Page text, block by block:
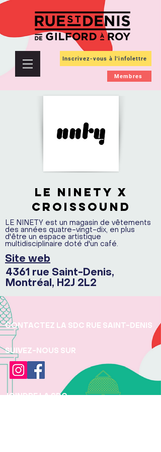
Inscrivez-vous à l'infolettre
Membres
LE NINETY X
CROISSOUND
LE NINETY est un magasin de vêtements
des années quatre-vingt-dix, en plus
d'être un espace artistique
multidisciplinaire doté d'un café.
Site web
4361 rue Saint-Denis,
Montréal, H2J 2L2
CONTACTEZ LA SDC RUE SAINT-DENIS
SUIVEZ-NOUS SUR
JOINDRE LA SDC